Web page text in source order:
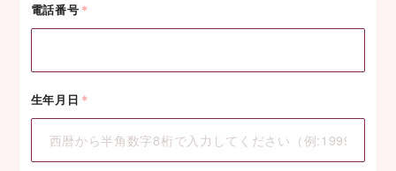
電話番号 ＊
生年月日 ＊